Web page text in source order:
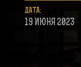
ДАТА:
19 ИЮНЯ 2023